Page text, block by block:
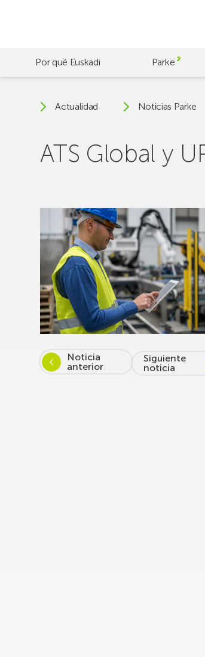
Por qué Euskadi Parke
Actualidad Noticias Parke
ATS Global y
Noticia
anterior
Siguiente
noticia